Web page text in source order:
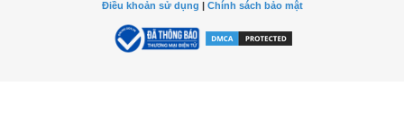
Điều khoản sử dụng Chính sách bảo mật